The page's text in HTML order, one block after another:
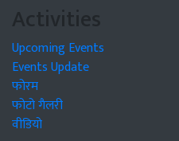
Activities
Upcoming Events
Events Update
फोरम
फोटो गैलरी
वीडियो